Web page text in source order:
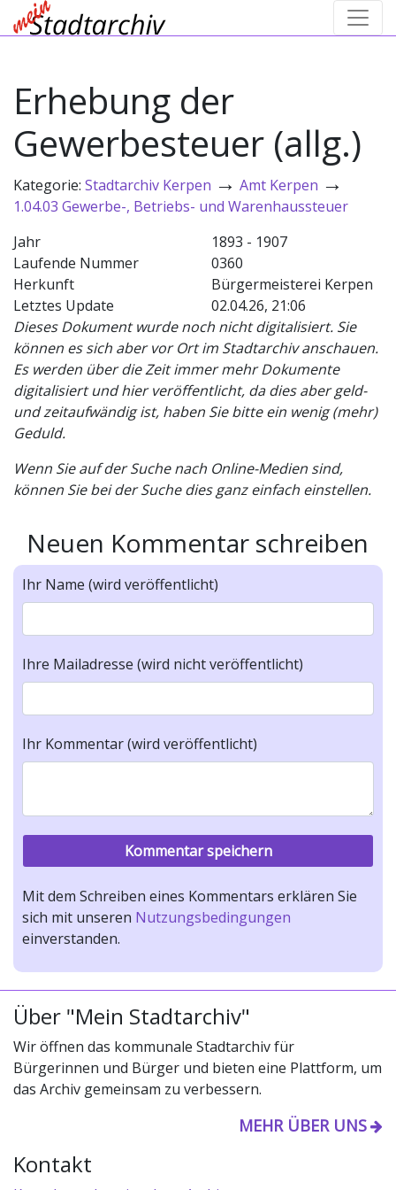
Erhebung der
Gewerbesteuer (allg.)
Kategorie: Stadtarchiv Kerpen → Amt Kerpen →
1.04.03 Gewerbe-, Betriebs- und Warenhaussteuer
Jahr
1893 - 1907
Laufende Nummer
0360
Herkunft
Bürgermeisterei Kerpen
Letztes Update
02.04.26, 21:06
Dieses Dokument wurde noch nicht digitalisiert. Sie
können es sich aber vor Ort im Stadtarchiv anschauen.
Es werden über die Zeit immer mehr Dokumente
digitalisiert und hier veröffentlicht, da dies aber geld-
und zeitaufwändig ist, haben Sie bitte ein wenig (mehr)
Geduld.
Wenn Sie auf der Suche nach Online-Medien sind,
können Sie bei der Suche dies ganz einfach einstellen.
Neuen Kommentar schreiben
Ihr Name (wird veröffentlicht)
Ihre Mailadresse (wird nicht veröffentlicht)
Ihr Kommentar (wird veröffentlicht)
Mit dem Schreiben eines Kommentars erklären Sie
sich mit unseren Nutzungsbedingungen
einverstanden.
Über "Mein Stadtarchiv"
Wir öffnen das kommunale Stadtarchiv für
Bürgerinnen und Bürger und bieten eine Plattform, um
das Archiv gemeinsam zu verbessern.
MEHR ÜBER UNS
Kontakt